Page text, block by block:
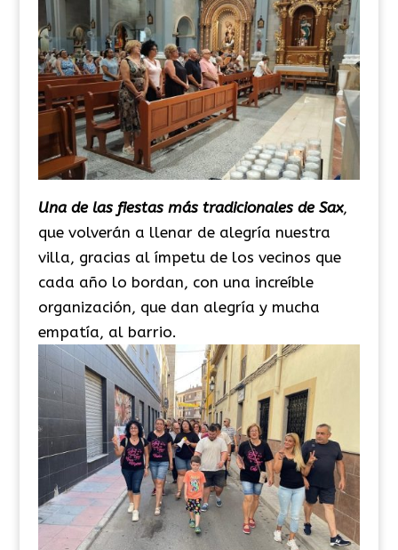
Una de las fiestas más tradicionales de Sax,
que volverán a llenar de alegría nuestra
villa, gracias al ímpetu de los vecinos que
cada año lo bordan, con una increíble
organización, que dan alegría y mucha
empatía, al barrio.